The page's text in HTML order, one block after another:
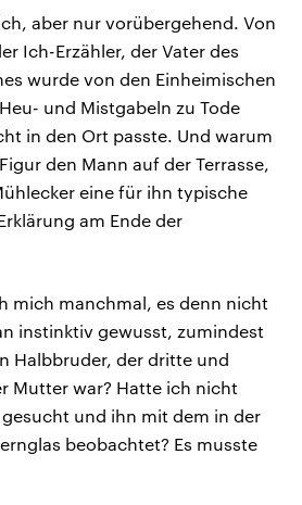
aber nur vorübergehend. Von
Ich-Erzähler, der Vater des
wurde von den Einheimischen
und Mistgabeln zu Tode
in den Ort passte. Und warum
den Mann auf der Terrasse,
eine für ihn typische
am Ende der
mich manchmal, es denn nicht
instinktiv gewusst, zumindest
Halbbruder, der dritte und
Mutter war? Hatte ich nicht
und ihn mit dem in der
beobachtet? Es musste